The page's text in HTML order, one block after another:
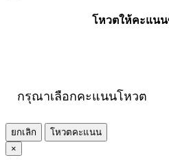
โหวตให้คะแน
กรุณาเลือกคะแนนโหวต
ยกเลิก
โหวตคะแนน
×